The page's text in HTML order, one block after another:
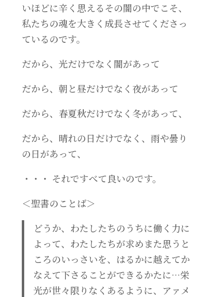
いほどに辛く思えるその闇の中でこそ、
私たちの魂を大きく成長させてくださっ
ているのです。
だから、光だけでなく闇があって
だから、朝と昼だけでなく夜があって
だから、春夏秋だけでなく冬があって、
だから、晴れの日だけでなく、雨や曇り
の日があって、
・・・ それですべて良いのです。
＜聖書のことば＞
どうか、わたしたちのうちに働く力に
よって、わたしたちが求めまた思うと
ころのいっさいを、はるかに越えてか
なえて下さることができるかたに…栄
光が世々限りなくあるように、アァメ